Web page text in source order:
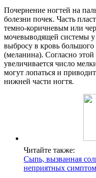
Почернение ногтей на
болезни почек. Часть
темно-коричневым или
мочевыводящей системы
выбросу в кровь
(меланина). Согласно
увеличивается число
могут лопаться и
нижней части ногтя.
Читайте также:
Сыпь, вызванная
неприятных